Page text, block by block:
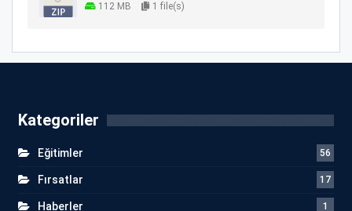
112 MB 1 file(s)
Kategoriler
Eğitimler 56
Fırsatlar 17
Haberler 1